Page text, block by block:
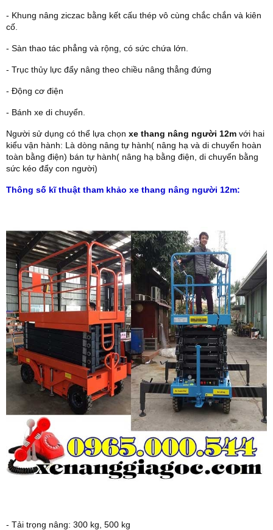
- Khung nâng ziczac bằng kết cấu thép vô cùng chắc chắn và kiên
cố.
- Sàn thao tác phẳng và rộng, có sức chứa lớn.
- Trục thủy lực đẩy nâng theo chiều nâng thẳng đứng
- Động cơ điện
- Bánh xe di chuyển.
Người sử dụng có thể lựa chọn xe thang nâng người 12m với hai
kiểu vận hành: Là dòng nâng tự hành( nâng hạ và di chuyển hoàn
toàn bằng điện) bán tự hành( nâng hạ bằng điện, di chuyển bằng
sức kéo đẩy con người)
Thông số kĩ thuật tham khảo xe thang nâng người 12m:
- Tải trọng nâng: 300 kg, 500 kg